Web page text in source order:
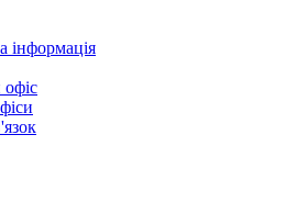
інформація